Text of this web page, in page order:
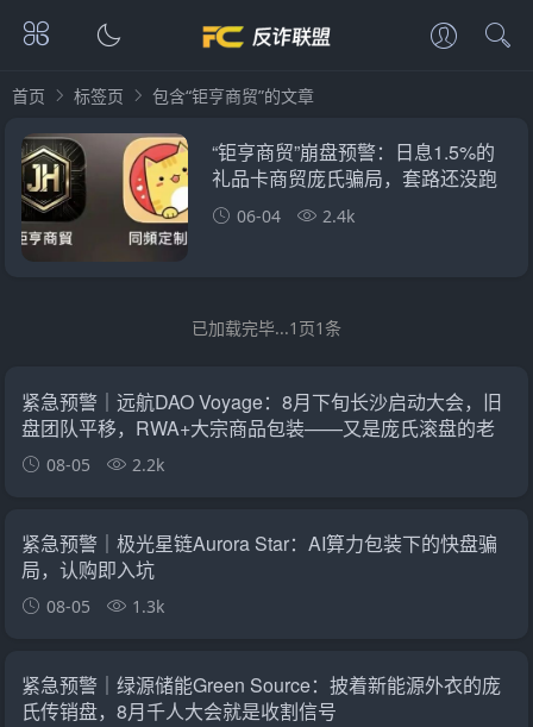
首页 标签页 包含“钜亨商贸”的文章
“钜亨商贸”崩盘预警：日息1.5%的
礼品卡商贸庞氏骗局，套路还没跑
完就跑不
06-04 2.4k
已加载完毕...1页1条
紧急预警｜远航DAO Voyage：8月下旬长沙启动大会，旧
盘团队平移，RWA+大宗商品包装——又是庞氏滚盘的老
剧本08-05 2.2k
紧急预警｜极光星链Aurora Star：AI算力包装下的快盘骗
局，认购即入坑
08-05 1.3k
紧急预警｜绿源储能Green Source：披着新能源外衣的庞
氏传销盘，8月千人大会就是收割信号